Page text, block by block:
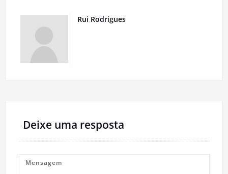
Rui Rodrigues
Deixe uma resposta